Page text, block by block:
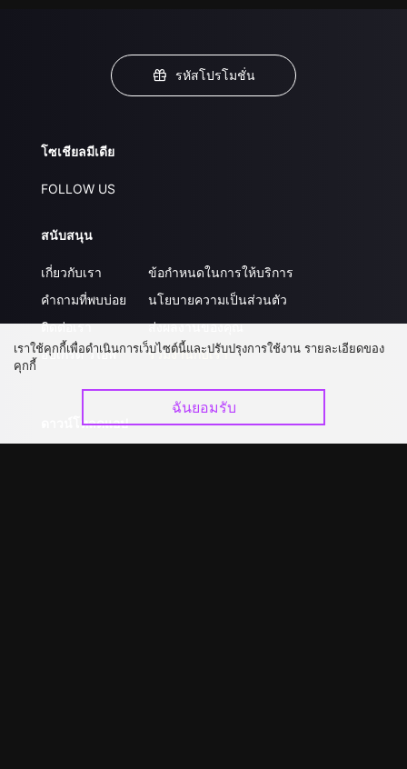
รหัสโปรโมชั่น
โซเชียลมีเดีย
FOLLOW US
สนับสนุน
เกี่ยวกับเรา
คำถามที่พบบ่อย
ติดต่อเรา
อัปเกรด วีไอพี
ข้อกำหนดในการให้บริการ
นโยบายความเป็นส่วนตัว
ส่งผลงานของคุณ
ร่วมงานกับเรา
ดาวน์โหลดแอป
เราใช้คุกกี้เพื่อดำเนินการเว็บไซต์นี้และปรับปรุงการใช้งาน รายละเอียดของ
คุกกี้
ฉันยอมรับ